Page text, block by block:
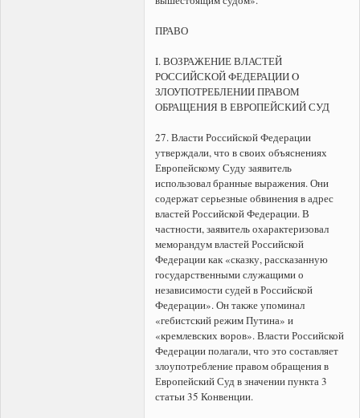
ПРАВО
I. ВОЗРАЖЕНИЕ ВЛАСТЕЙ
РОССИЙСКОЙ ФЕДЕРАЦИИ O
ЗЛОУПОТРЕБЛЕНИИ ПРАВОМ
ОБРАЩЕНИЯ В ЕВРОПЕЙСКИЙ СУД
27. Власти Российской Федерации
утверждали, что в своих объяснениях
Европейскому Суду заявитель
использовал бранные выражения. Они
содержат серьезные обвинения в адрес
властей Российской Федерации. В
частности, заявитель охарактеризовал
меморандум властей Российской
Федерации как «сказку, рассказанную
государственными служащими о
независимости судей в Российской
Федерации». Он также упоминал
«гебистский режим Путина» и
«кремлевских воров». Власти Российской
Федерации полагали, что это составляет
злоупотребление правом обращения в
Европейский Суд в значении пункта 3
статьи 35 Конвенции.